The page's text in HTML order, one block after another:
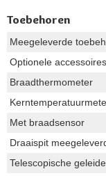
Toebehoren
Meegeleverde
Optionele accessoires
Braadthermometer
Met braadsensor
Draaispit
Telescopische